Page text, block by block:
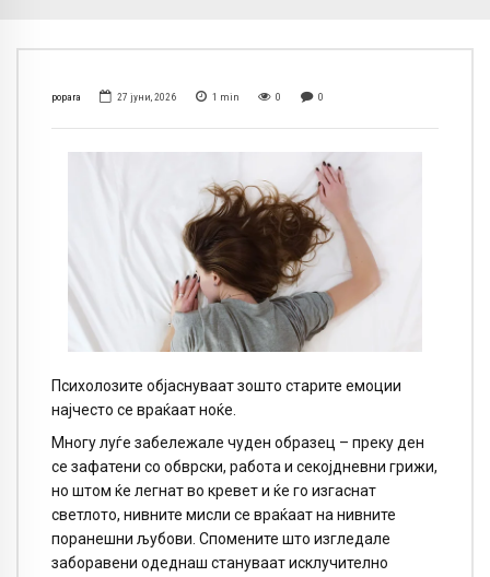
popara 27 јуни, 2026 1 min 0 0
Психолозите објаснуваат зошто старите емоции
најчесто се враќаат ноќе.
Многу луѓе забележале чуден образец – преку ден
се зафатени со обврски, работа и секојдневни грижи,
но штом ќе легнат во кревет и ќе го изгаснат
светлото, нивните мисли се враќаат на нивните
поранешни љубови. Спомените што изгледале
заборавени одеднаш стануваат исклучително